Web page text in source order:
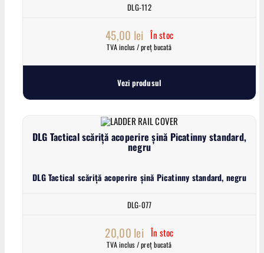
DLG-112
45,00 lei În stoc
TVA inclus / preț bucată
Vezi produsul
DLG Tactical scăriță acoperire șină Picatinny standard,
negru
DLG Tactical scăriță acoperire șină Picatinny standard, negru
DLG-077
20,00 lei În stoc
TVA inclus / preț bucată